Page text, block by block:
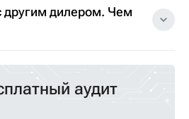
дилером. Чем
аудит